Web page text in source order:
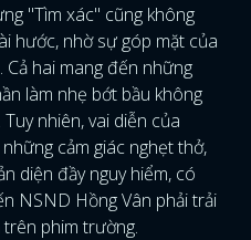
"Tìm xác" cũng không
hước, nhờ sự góp mặt của
hai mang đến những
làm nhẹ bớt bầu không
nhiên, vai diễn của
cảm giác nghẹt thở,
diện đầy nguy hiểm, có
NSND Hồng Vân phải trải
phim trường.